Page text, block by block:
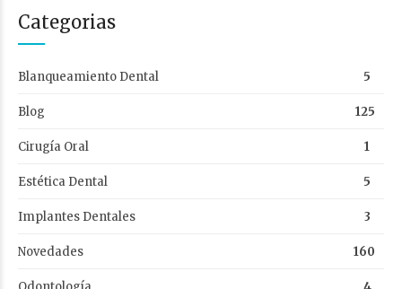
Categorias
Blanqueamiento Dental 5
Blog 125
Cirugía Oral 1
Estética Dental 5
Implantes Dentales 3
Novedades 160